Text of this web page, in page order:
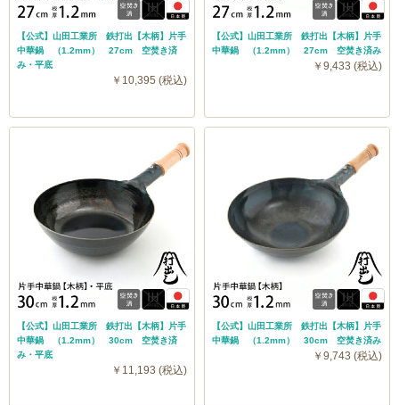
【公式】山田工業所 鉄打出【木柄】片手
中華鍋 （1.2mm） 27cm 空焚き済
み・平底
￥10,395 (税込)
【公式】山田工業所 鉄打出【木柄】片手
中華鍋 （1.2mm） 27cm 空焚き済み
￥9,433 (税込)
【公式】山田工業所 鉄打出【木柄】片手
中華鍋 （1.2mm） 30cm 空焚き済
み・平底
￥11,193 (税込)
【公式】山田工業所 鉄打出【木柄】片手
中華鍋 （1.2mm） 30cm 空焚き済み
￥9,743 (税込)